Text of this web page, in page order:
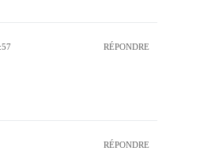
RÉPONDRE
RÉPONDRE